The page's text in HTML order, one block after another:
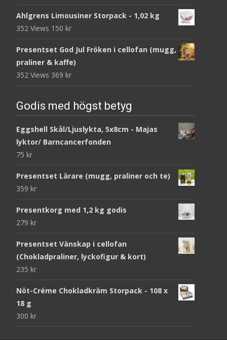
Ahlgrens Limousiner Storpack - 1,02 kg
352 Views 150 kr
Presentset God Jul Fröken i cellofan (mugg,
praliner & kaffe)
352 Views 369 kr
Godis med högst betyg
Eggshell Skål/Ljuslykta, 5x8cm - Majas
lyktor/ Barncancerfonden
75 kr
Presentset Lärare (mugg, praliner och te)
359 kr
Presentkorg med 1,2 kg godis
279 kr
Presentset Vänskap i cellofan
(Chokladpraliner, lyckofigur & kort)
235 kr
Nöt-Créme Chokladkräm Storpack - 108 x
18 g
300 kr